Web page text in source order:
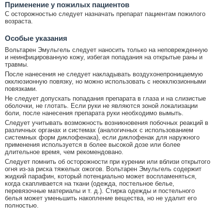
Применение у пожилых пациентов
С осторожностью следует назначать препарат пациентам пожилого
возраста.
Особые указания
Вольтарен Эмульгель следует наносить только на неповрежденную
и неинфицированную кожу, избегая попадания на открытые раны и
травмы.
После нанесения не следует накладывать воздухонепроницаемую
окклюзионную повязку, но можно использовать с неокклюзионными
повязками.
Не следует допускать попадания препарата в глаза и на слизистые
оболочки, не глотать. Если руки не являются зоной локализации
боли, после нанесения препарата руки необходимо вымыть.
Следует учитывать возможность возникновения побочных реакций в
различных органах и системах (аналогичных с использованием
системных форм диклофенака), если диклофенак для наружного
применения используется в более высокой дозе или более
длительное время, чем рекомендовано.
Следует помнить об осторожности при курении или вблизи открытого
огня из-за риска тяжелых ожогов. Вольтарен Эмульгель содержит
жидкий парафин, который потенциально может воспламеняться,
когда скапливается на ткани (одежда, постельное белье,
перевязочные материалы и т. д.). Стирка одежды и постельного
белья может уменьшить накопление вещества, но не удалит его
полностью.